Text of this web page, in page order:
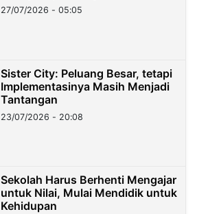
27/07/2026 - 05:05
Sister City: Peluang Besar, tetapi
Implementasinya Masih Menjadi
Tantangan
23/07/2026 - 20:08
Sekolah Harus Berhenti Mengajar
untuk Nilai, Mulai Mendidik untuk
Kehidupan